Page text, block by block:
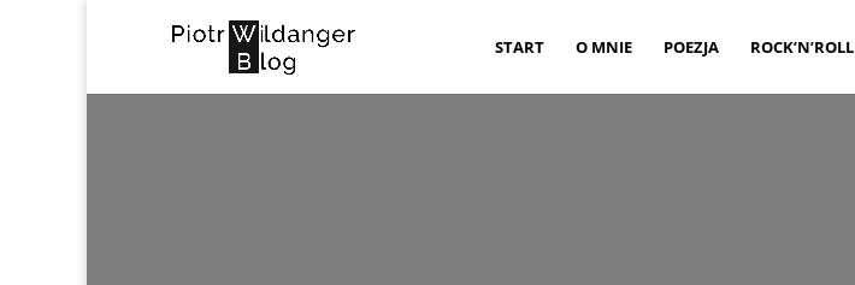
START O MNIE POEZJA ROCK’N’ROLL